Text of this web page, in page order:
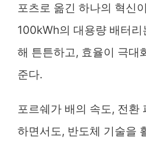
포츠로 옮긴 하나의 혁신
100kWh의 대용량 배터리
해 튼튼하고, 효율이 극대
준다.
포르쉐가 배의 속도, 전환
하면서도, 반도체 기술을